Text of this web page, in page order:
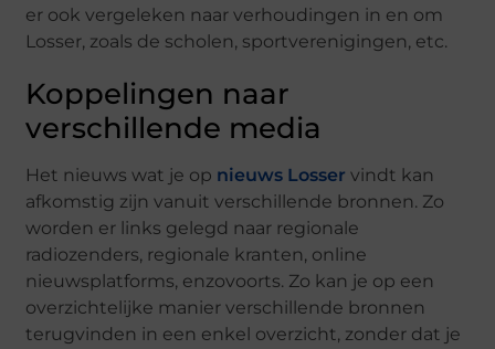
er ook vergeleken naar verhoudingen in en om
Losser, zoals de scholen, sportverenigingen, etc.
Koppelingen naar
verschillende media
Het nieuws wat je op nieuws Losser vindt kan
afkomstig zijn vanuit verschillende bronnen. Zo
worden er links gelegd naar regionale
radiozenders, regionale kranten, online
nieuwsplatforms, enzovoorts. Zo kan je op een
overzichtelijke manier verschillende bronnen
terugvinden in een enkel overzicht, zonder dat je